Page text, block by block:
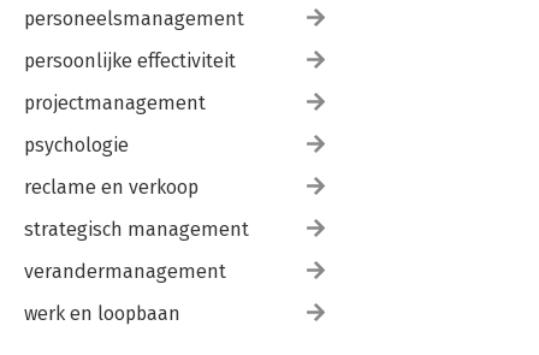
personeelsmanagement
persoonlijke effectiviteit
projectmanagement
psychologie
reclame en verkoop
strategisch management
verandermanagement
werk en loopbaan